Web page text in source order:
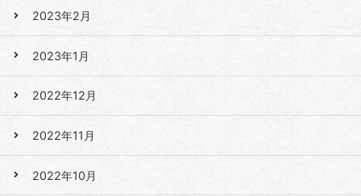
2023年2月
2023年1月
2022年12月
2022年11月
2022年10月